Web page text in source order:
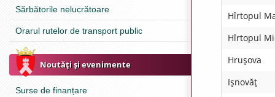
Sărbătorile nelucrătoare
Orarul rutelor de transport public
Noutăţi şi evenimente
Surse de finanțare
Hîrtopul
Hîrtopul
Hruşova
Işnovăţ